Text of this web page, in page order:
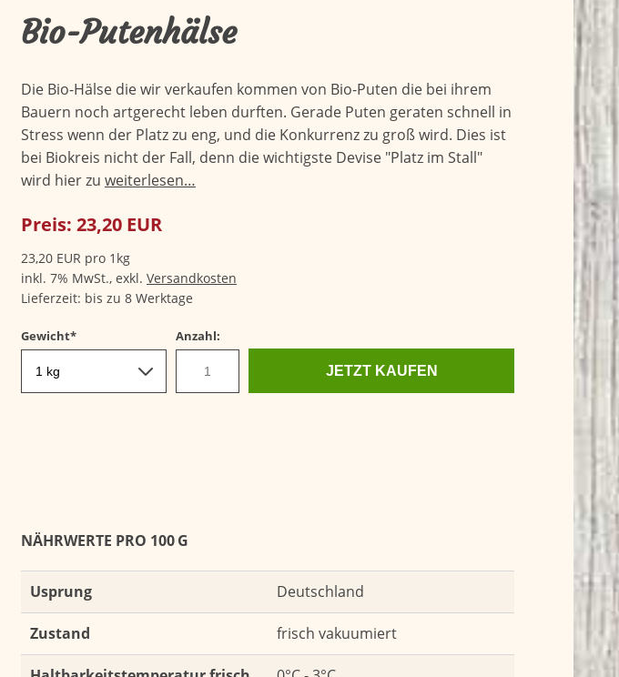
Bio-Putenhälse
Die Bio-Hälse die wir verkaufen kommen von Bio-Puten die bei ihrem
Bauern noch artgerecht leben durften. Gerade Puten geraten schnell in
Stress wenn der Platz zu eng, und die Konkurrenz zu groß wird. Dies ist
bei Biokreis nicht der Fall, denn die wichtigste Devise "Platz im Stall"
wird hier zu weiterlesen…
Preis: 23,20 EUR
23,20 EUR pro 1kg
inkl. 7% MwSt., exkl. Versandkosten
Lieferzeit: bis zu 8 Werktage
Pflichtfeld
Gewicht* Anzahl:
JETZT KAUFEN
NÄHRWERTE PRO 100 G
Usprung Deutschland
Zustand frisch vakuumiert